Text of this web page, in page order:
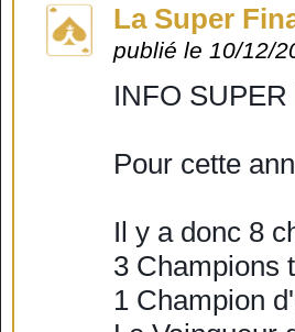
La Super
publié le 10/12/
INFO
Pour cette
Il y a donc 8
3 Champions
1 Champion